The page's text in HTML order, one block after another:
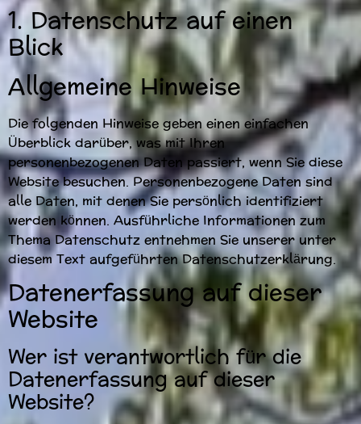
1. Datenschutz auf einen
Blick
Allgemeine Hinweise
Die folgenden Hinweise geben einen einfachen
Überblick darüber, was mit Ihren
personenbezogenen Daten passiert, wenn Sie diese
Website besuchen. Personenbezogene Daten sind
alle Daten, mit denen Sie persönlich identifiziert
werden können. Ausführliche Informationen zum
Thema Datenschutz entnehmen Sie unserer unter
diesem Text aufgeführten Datenschutzerklärung.
Datenerfassung auf dieser
Website
Wer ist verantwortlich für die
Datenerfassung auf dieser
Website?